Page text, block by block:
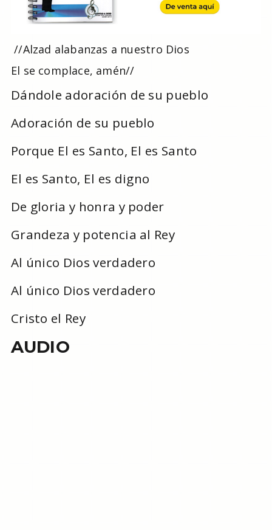
//Alzad alabanzas a nuestro Dios
El se complace, amén//
Dándole adoración de su pueblo
Adoración de su pueblo
Porque El es Santo, El es Santo
El es Santo, El es digno
De gloria y honra y poder
Grandeza y potencia al Rey
Al único Dios verdadero
Al único Dios verdadero
Cristo el Rey
AUDIO